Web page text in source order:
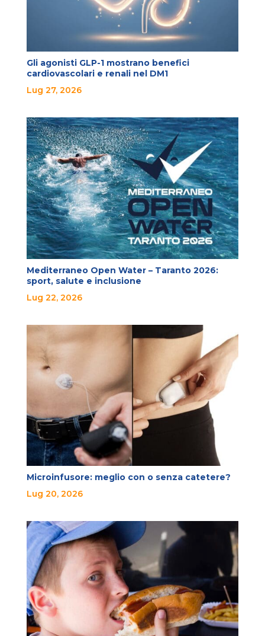
Gli agonisti GLP-1 mostrano benefici
cardiovascolari e renali nel DM1
Lug 27, 2026
Mediterraneo Open Water – Taranto 2026:
sport, salute e inclusione
Lug 22, 2026
Microinfusore: meglio con o senza catetere?
Lug 20, 2026